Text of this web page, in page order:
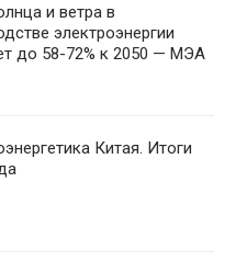
и ветра в
электроэнергии
до 58-72% к 2050 — МЭА
Китая. Итоги